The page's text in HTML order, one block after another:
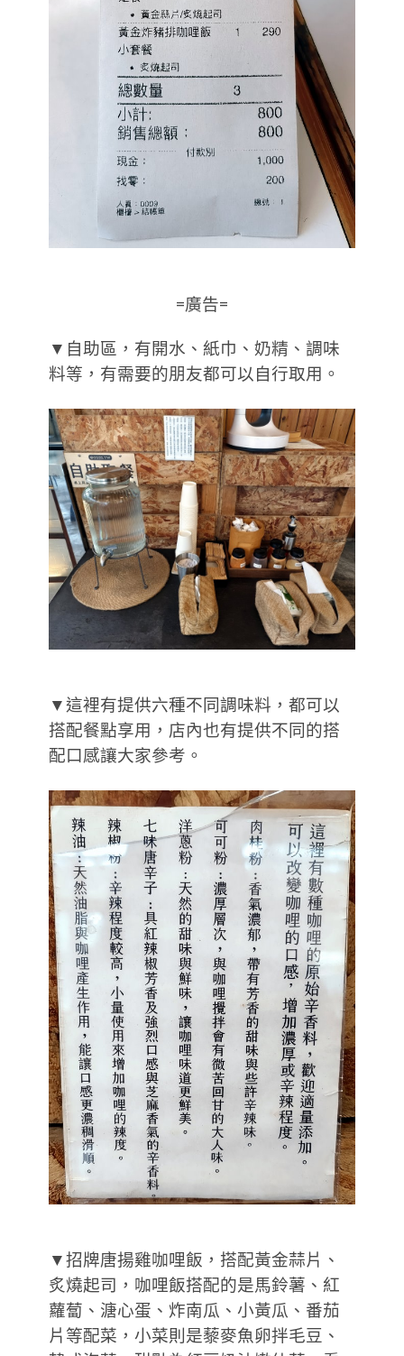
=廣告=
▼自助區，有開水、紙巾、奶精、調味
料等，有需要的朋友都可以自行取用。
▼這裡有提供六種不同調味料，都可以
搭配餐點享用，店內也有提供不同的搭
配口感讓大家參考。
▼招牌唐揚雞咖哩飯，搭配黃金蒜片、
炙燒起司，咖哩飯搭配的是馬鈴薯、紅
蘿蔔、溏心蛋、炸南瓜、小黃瓜、番茄
片等配菜，小菜則是藜麥魚卵拌毛豆、